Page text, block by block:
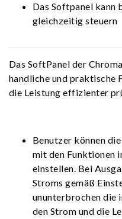
Das Softpanel kann
gleichzeitig steuern
Das SoftPanel der
handliche und praktische
die Leistung effizienter
Benutzer können
mit den Funktionen
einstellen. Bei
Stroms gemäß
ununterbrochen die
den Strom und die